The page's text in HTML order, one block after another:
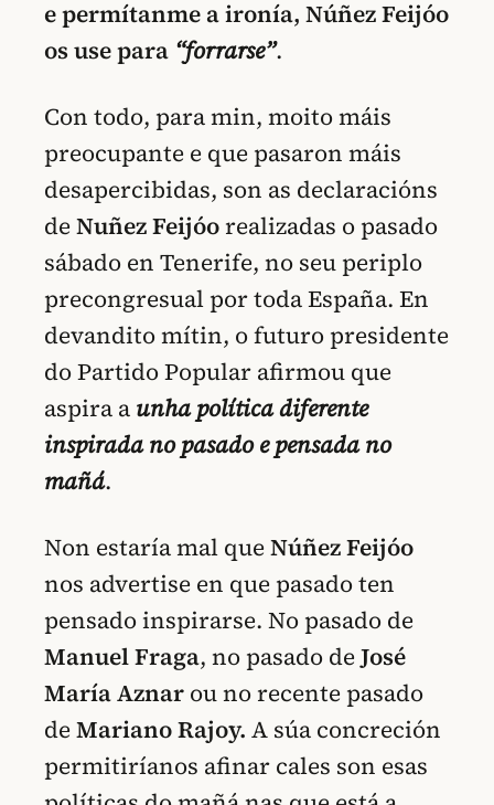
e permítanme a ironía, Núñez Feijóo
os use para “forrarse”.
Con todo, para min, moito máis
preocupante e que pasaron máis
desapercibidas, son as declaracións
deNuñez Feijóo realizadas o pasado
sábado en Tenerife, no seu periplo
precongresual por toda España. En
devandito mítin, o futuro presidente
do Partido Popular afirmou que
aspira a unha política diferente
inspirada no pasado e pensada no
mañá.
Non estaría mal queNúñez Feijóo
nos advertise en que pasado ten
pensado inspirarse. No pasado de
Manuel Fraga, no pasado deJosé
María Aznar ou no recente pasado
deMariano Rajoy. A súa concreción
permitiríanos afinar cales son esas